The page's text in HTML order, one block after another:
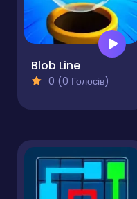
Blob Line
0 (0 Голосів)